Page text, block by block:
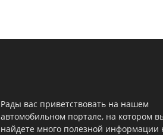
Рады вас приветствовать на нашем
автомобильном портале, на котором
найдете много полезной информации